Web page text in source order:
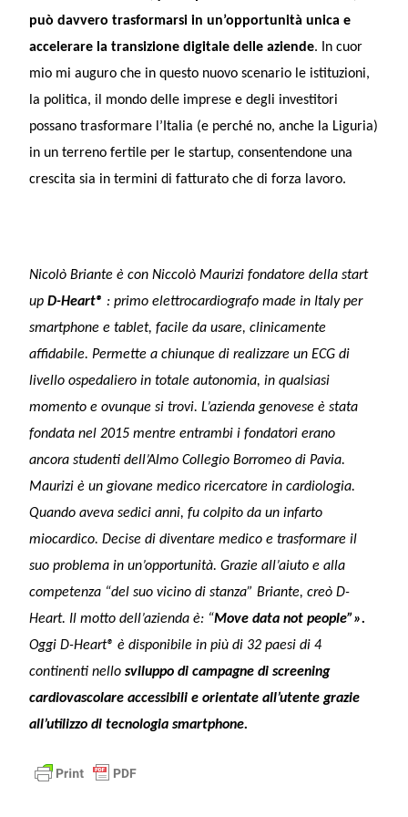
può davvero trasformarsi in un’opportunità unica e
accelerare la transizione digitale delle aziende. In cuor
mio mi auguro che in questo nuovo scenario le istituzioni,
la politica, il mondo delle imprese e degli investitori
possano trasformare l’Italia (e perché no, anche la Liguria)
in un terreno fertile per le startup, consentendone una
crescita sia in termini di fatturato che di forza lavoro.
Nicolò Briante è con Niccolò Maurizi fondatore della start
upD-Heart® : primo elettrocardiografo made in Italy per
smartphone e tablet, facile da usare, clinicamente
affidabile. Permette a chiunque di realizzare un ECG di
livello ospedaliero in totale autonomia, in qualsiasi
momento e ovunque si trovi. L’azienda genovese è stata
fondata nel 2015 mentre entrambi i fondatori erano
ancora studenti dell’Almo Collegio Borromeo di Pavia.
Maurizi è un giovane medico ricercatore in cardiologia.
Quando aveva sedici anni, fu colpito da un infarto
miocardico. Decise di diventare medico e trasformare il
suo problema in un’opportunità. Grazie all’aiuto e alla
competenza “del suo vicino di stanza” Briante, creò D-
Heart. Il motto dell’azienda è: “Move data not people”».
Oggi D-Heart® è disponibile in più di 32 paesi di 4
continenti nellosviluppo di campagne di screening
cardiovascolare accessibili e orientate all’utente grazie
all’utilizzo di tecnologia smartphone.